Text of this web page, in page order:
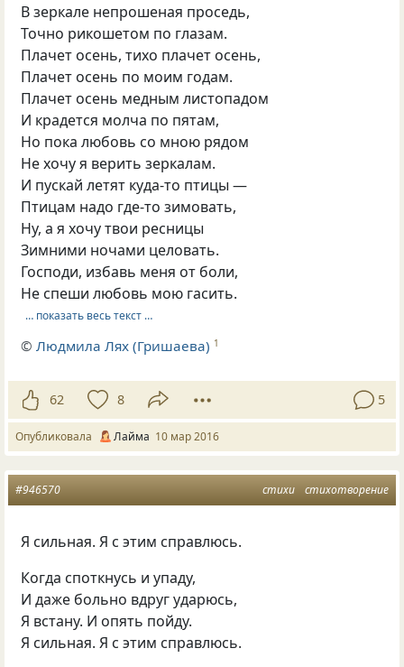
В зеркале непрошеная проседь,
Точно рикошетом по глазам.
Плачет осень, тихо плачет осень,
Плачет осень по моим годам.
Плачет осень медным листопадом
И крадется молча по пятам,
Но пока любовь со мною рядом
Не хочу я верить зеркалам.
И пускай летят куда-то птицы —
Птицам надо где-то зимовать,
Ну, а я хочу твои ресницы
Зимними ночами целовать.
Господи, избавь меня от боли,
Не спеши любовь мою гасить.
… показать весь текст …
©Людмила Лях (Гришаева) 1
62 8 5
Опубликовала Лайма 10 мар 2016
стихи стихотворение
#946570
Я сильная. Я с этим справлюсь.
Когда споткнусь и упаду,
И даже больно вдруг ударюсь,
Я встану. И опять пойду.
Я сильная. Я с этим справлюсь.